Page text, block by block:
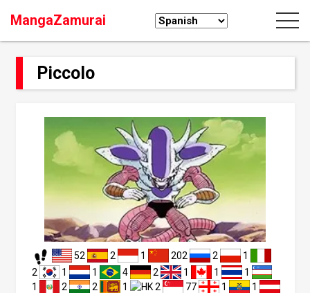
MangaZamurai
Piccolo
52 2 1 202 2
1
2
1 1 4 2 1 1
1
1
2 2 1 2 77 1
1